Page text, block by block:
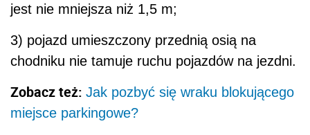
jest nie mniejsza niż 1,5 m;
3) pojazd umieszczony przednią osią na
chodniku nie tamuje ruchu pojazdów na jezdni.
Zobacz też: Jak pozbyć się wraku blokującego
miejsce parkingowe?